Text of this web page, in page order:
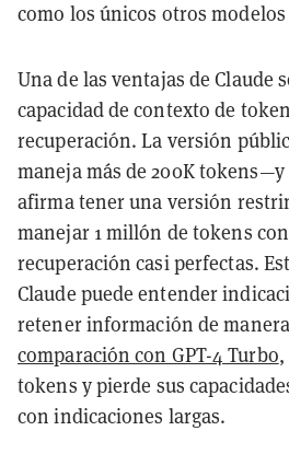
como los únicos otros
Una de las ventajas de Claude
capacidad de contexto de
recuperación. La versión
maneja más de 200K
afirma tener una versión
manejar 1 millón de tokens
recuperación casi perfectas.
Claude puede entender
retener información de
comparación con GPT-4 Turbo
tokens y pierde sus
con indicaciones largas.